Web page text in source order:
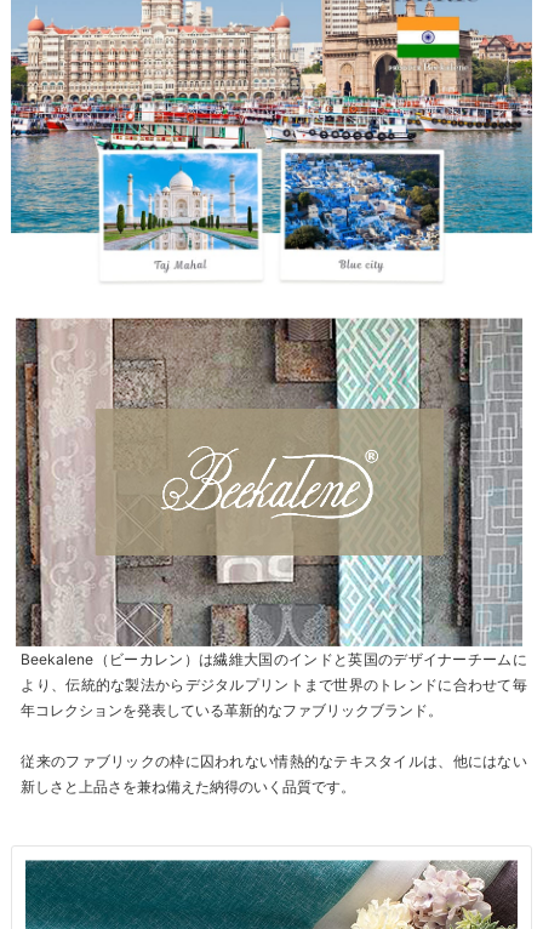
Beekalene（ビーカレン）は繊維大国のインドと英国のデザイナーチームに
より、伝統的な製法からデジタルプリントまで世界のトレンドに合わせて毎
年コレクションを発表している革新的なファブリックブランド。
従来のファブリックの枠に囚われない情熱的なテキスタイルは、他にはない
新しさと上品さを兼ね備えた納得のいく品質です。